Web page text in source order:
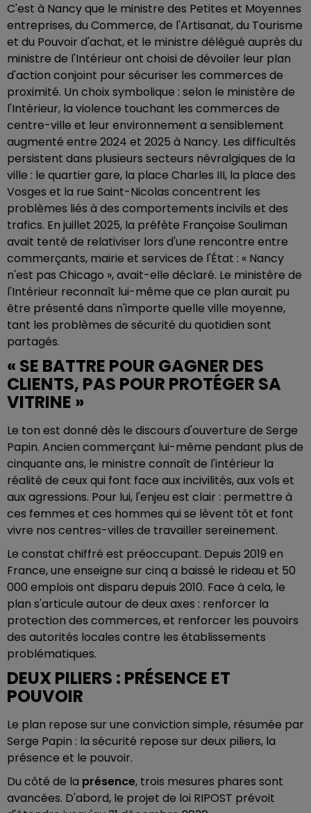
C'est à Nancy que le ministre des Petites et Moyennes
entreprises, du Commerce, de l'Artisanat, du Tourisme
et du Pouvoir d'achat, et le ministre délégué auprès du
ministre de l'Intérieur ont choisi de dévoiler leur plan
d'action conjoint pour sécuriser les commerces de
proximité. Un choix symbolique : selon le ministère de
l'Intérieur, la violence touchant les commerces de
centre-ville et leur environnement a sensiblement
augmenté entre 2024 et 2025 à Nancy. Les difficultés
persistent dans plusieurs secteurs névralgiques de la
ville : le quartier gare, la place Charles III, la place des
Vosges et la rue Saint-Nicolas concentrent les
problèmes liés à des comportements incivils et des
trafics. En juillet 2025, la préfète Françoise Souliman
avait tenté de relativiser lors d'une rencontre entre
commerçants, mairie et services de l'État : « Nancy
n'est pas Chicago », avait-elle déclaré. Le ministère de
l'Intérieur reconnaît lui-même que ce plan aurait pu
être présenté dans n'importe quelle ville moyenne,
tant les problèmes de sécurité du quotidien sont
partagés.
« SE BATTRE POUR GAGNER DES
CLIENTS, PAS POUR PROTÉGER SA
VITRINE »
Le ton est donné dès le discours d'ouverture de Serge
Papin. Ancien commerçant lui-même pendant plus de
cinquante ans, le ministre connaît de l'intérieur la
réalité de ceux qui font face aux incivilités, aux vols et
aux agressions. Pour lui, l'enjeu est clair : permettre à
ces femmes et ces hommes qui se lèvent tôt et font
vivre nos centres-villes de travailler sereinement.
Le constat chiffré est préoccupant. Depuis 2019 en
France, une enseigne sur cinq a baissé le rideau et 50
000 emplois ont disparu depuis 2010. Face à cela, le
plan s'articule autour de deux axes : renforcer la
protection des commerces, et renforcer les pouvoirs
des autorités locales contre les établissements
problématiques.
DEUX PILIERS : PRÉSENCE ET
POUVOIR
Le plan repose sur une conviction simple, résumée par
Serge Papin : la sécurité repose sur deux piliers, la
présence et le pouvoir.
Du côté de la présence, trois mesures phares sont
avancées. D'abord, le projet de loi RIPOST prévoit